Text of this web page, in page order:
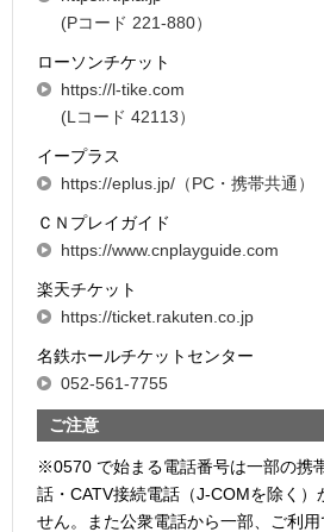
(Pコード 221-880）
ローソンチケット
https://l-tike.com
(Lコード 42113）
イープラス
https://eplus.jp/（PC・携帯共通）
ＣＮプレイガイド
https://www.cnplayguide.com
楽天チケット
https://ticket.rakuten.co.jp
名鉄ホールチケットセンター
052-561-7755
ご注意
※0570 で始まる電話番号は一部の携
話・CATV接続電話（J-COMを除く）
せん。また公衆電話から一部、ご利